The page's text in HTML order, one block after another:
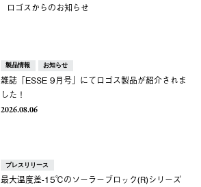
ロゴスからのお知らせ
製品情報 お知らせ
雑誌「ESSE 9月号」にてロゴス製品が紹介されま
した！
2026.08.06
プレスリリース
最大温度差-15℃のソーラーブロック(R)シリーズ